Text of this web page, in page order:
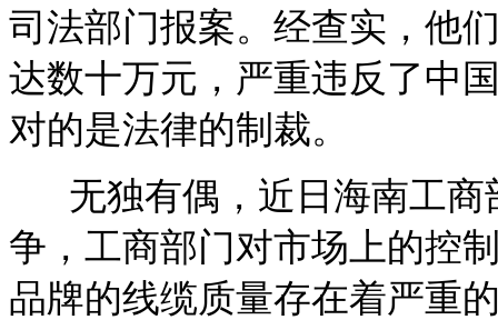
司法部门报案。经查实，他
达数十万元，严重违反了中
对的是法律的制裁。
无独有偶，近日海南工商
争，工商部门对市场上的控
品牌的线缆质量存在着严重